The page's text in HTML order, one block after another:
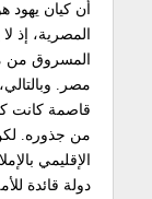
أن كيان يهود
المصرية، إذ
المسروق من
مصر.
قاصمة كانت
من جذوره. لكن
الإقليمي
دولة قائدة